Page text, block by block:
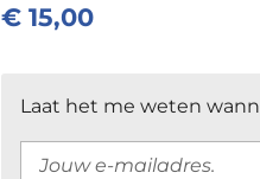
€ 15,00
Laat het me weten